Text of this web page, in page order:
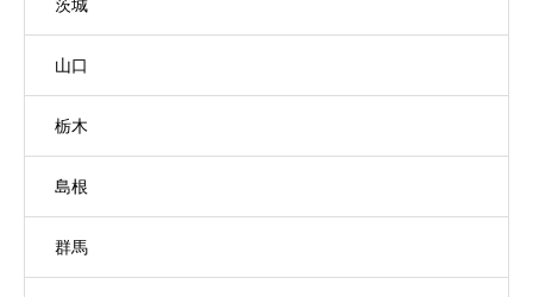
茨城
山口
栃木
島根
群馬